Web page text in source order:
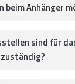
beim Anhänger
sind für